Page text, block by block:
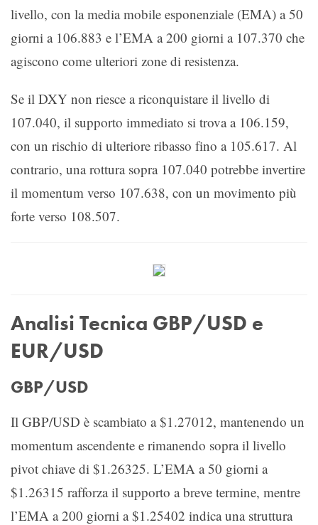
livello, con la media mobile esponenziale (EMA) a 50
giorni a 106.883 e l’EMA a 200 giorni a 107.370 che
agiscono come ulteriori zone di resistenza.
Se il DXY non riesce a riconquistare il livello di
107.040, il supporto immediato si trova a 106.159,
con un rischio di ulteriore ribasso fino a 105.617. Al
contrario, una rottura sopra 107.040 potrebbe invertire
il momentum verso 107.638, con un movimento più
forte verso 108.507.
Analisi Tecnica GBP/USD e
EUR/USD
GBP/USD
Il GBP/USD è scambiato a $1.27012, mantenendo un
momentum ascendente e rimanendo sopra il livello
pivot chiave di $1.26325. L’EMA a 50 giorni a
$1.26315 rafforza il supporto a breve termine, mentre
l’EMA a 200 giorni a $1.25402 indica una struttura